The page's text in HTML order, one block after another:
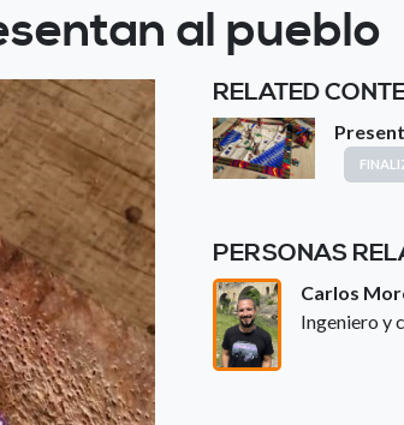
al pueblo
RELATED
PERSONAS
Carlos
Ingeniero y